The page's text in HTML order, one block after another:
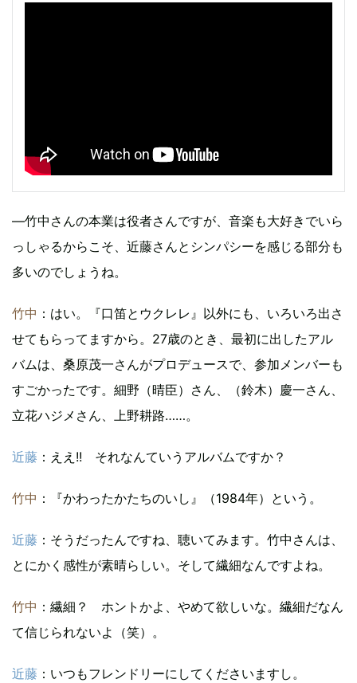
―竹中さんの本業は役者さんですが、音楽も大好きでいら
っしゃるからこそ、近藤さんとシンパシーを感じる部分も
多いのでしょうね。
竹中 ：はい。『口笛とウクレレ』以外にも、いろいろ出さ
せてもらってますから。27歳のとき、最初に出したアル
バムは、桑原茂一さんがプロデュースで、参加メンバーも
すごかったです。細野（晴臣）さん、（鈴木）慶一さん、
立花ハジメさん、上野耕路……。
近藤 ：ええ!! それなんていうアルバムですか？
竹中 ：『かわったかたちのいし』（1984年）という。
近藤 ：そうだったんですね、聴いてみます。竹中さんは、
とにかく感性が素晴らしい。そして繊細なんですよね。
竹中 ：繊細？ ホントかよ、やめて欲しいな。繊細だなん
て信じられないよ（笑）。
近藤 ：いつもフレンドリーにしてくださいますし。